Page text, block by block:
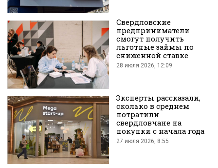
во
Вконтакте
Свердловские
предприниматели
смогут получить
льготные займы по
сниженной ставке
28 июля 2026, 12:09
Эксперты рассказали,
сколько в среднем
потратили
свердловчане на
покупки с начала года
27 июля 2026, 8:55